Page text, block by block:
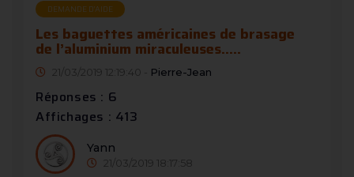
DEMANDE D’AIDE
Les baguettes américaines de brasage
de l’aluminium miraculeuses.....
21/03/2019 12:19:40 - Pierre-Jean
Réponses : 6
Affichages : 413
Yann
21/03/2019 18:17:58